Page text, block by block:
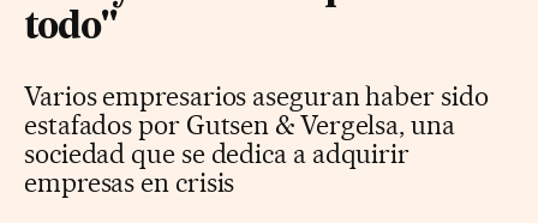
todo"
Varios empresarios aseguran haber sido
estafados por Gutsen & Vergelsa, una
sociedad que se dedica a adquirir
empresas en crisis